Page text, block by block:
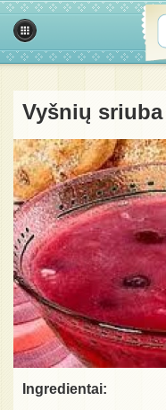
Vyšnių sriuba
Ingredientai: